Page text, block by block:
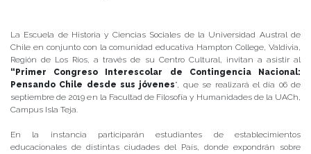
La Escuela de Historia y Ciencias Sociales de la Universidad Austral de
Chile en conjunto con la comunidad educativa Hampton College, Valdivia,
Región de Los Ríos, a través de su Centro Cultural, invitan a asistir al
“Primer Congreso Interescolar de Contingencia Nacional:
Pensando Chile desde sus jóvenes”, que se realizará el día 06 de
septiembre de 2019 en la Facultad de Filosofía y Humanidades de la UACh,
Campus Isla Teja.
En la instancia participarán estudiantes de establecimientos
educacionales de distintas ciudades del País, donde expondrán sobre